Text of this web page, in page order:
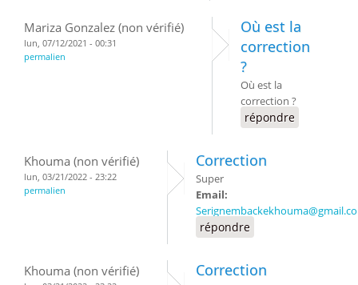
Mariza Gonzalez (non vérifié)
lun, 07/12/2021 - 00:31
permalien
Où est la
correction
?
Où est la
correction ?
répondre
Khouma (non vérifié)
lun, 03/21/2022 - 23:22
permalien
Correction
Super
Email:
répondre
Khouma (non vérifié) Correction